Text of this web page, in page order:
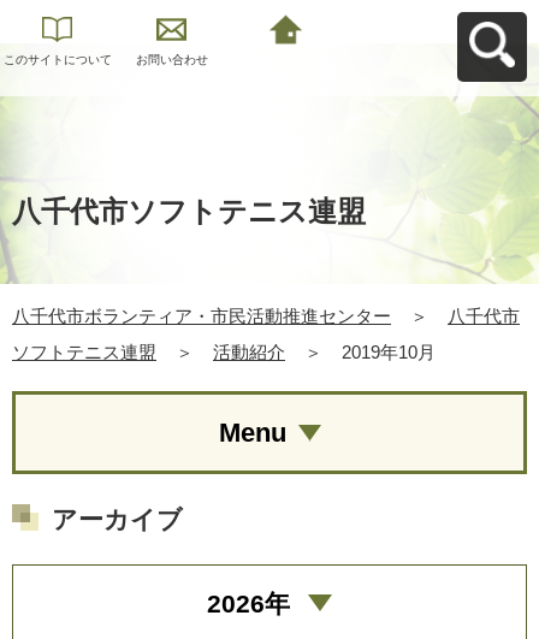
このサイトについて お問い合わせ
八千代市ソフトテニス連盟
八千代市ボランティア・市民活動推進センター ＞
八千代市
ソフトテニス連盟
＞ 活動紹介 ＞ 2019年10月
Menu
アーカイブ
2026年